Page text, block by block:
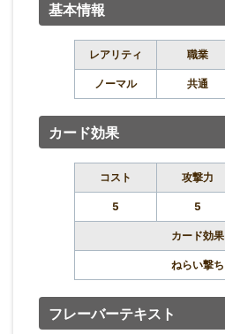
基本情報
レアリティ 職業
ノーマル 共通
カード効果
コスト 攻撃力
5 5
カード効果
ねらい撃ち
フレーバーテキスト